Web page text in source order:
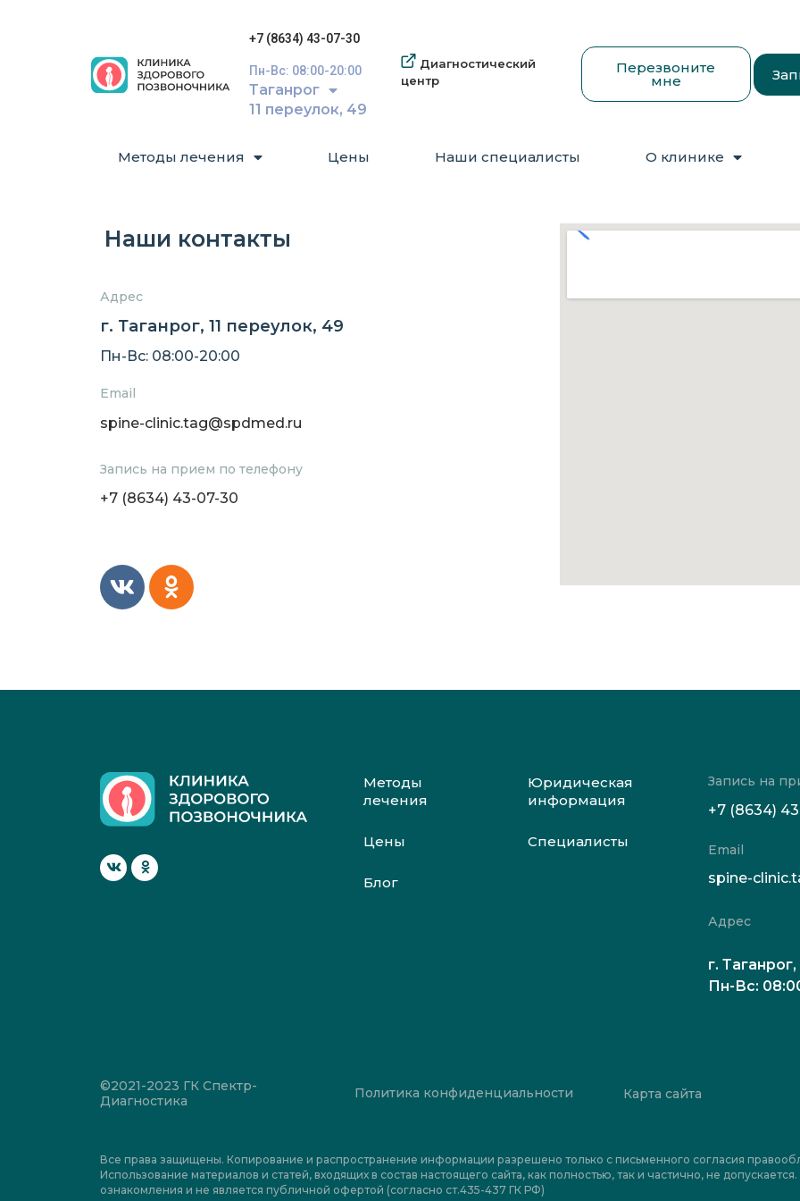
+7 (8634) 43-07-30
Пн-Вс: 08:00-20:00
Таганрог
11 переулок, 49
Диагностический
центр
Перезвоните
мне
Методы лечения Цены Наши специалисты О клинике
Наши контакты
Адрес
г. Таганрог, 11 переулок, 49
Пн-Вс: 08:00-20:00
Email
spine-clinic.tag@spdmed.ru
Запись на прием по телефону
+7 (8634) 43-07-30
Методы
лечения
Цены
Блог
Юридическая
информация
Специалисты
Запись на
+7 (8634)
Email
spine-
Адрес
г.
Пн-Вс:
©2021-2023 ГК Спектр-
Диагностика
Политика конфиденциальности Карта сайта
Все права защищены. Копирование и распространение информации разрешено только с письменного согласия
Использование материалов и статей, входящих в состав настоящего сайта, как полностью, так и частично, не
ознакомления и не является публичной офертой (согласно ст.435-437 ГК РФ)